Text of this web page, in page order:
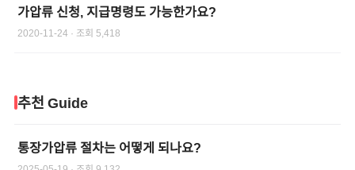
가압류 신청, 지급명령도 가능한가요?
2020-11-24 · 조회 5,418
추천 Guide
통장가압류 절차는 어떻게 되나요?